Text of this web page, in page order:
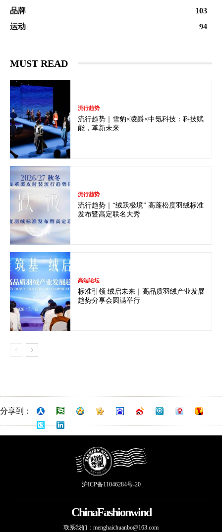
品牌
103
运动
94
MUST READ
流行趋势
流行趋势｜雪豹×凌爵×中氪科技：科技赋
能，革新未来
流行趋势
流行趋势｜“绒跃极境” 高蓬松度羽绒标准
发布暨高定联名大秀
高端论坛
标准引领 绒启未来｜高品质羽绒产业发展
趋势分享会圆满举行
分享到：
沪ICP备11046284号-20
ChinaFashionwind
联系我们： menghaichuanbo@163.com